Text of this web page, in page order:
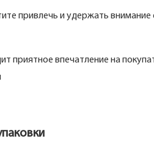
привлечь и удержать
приятное впечатление на